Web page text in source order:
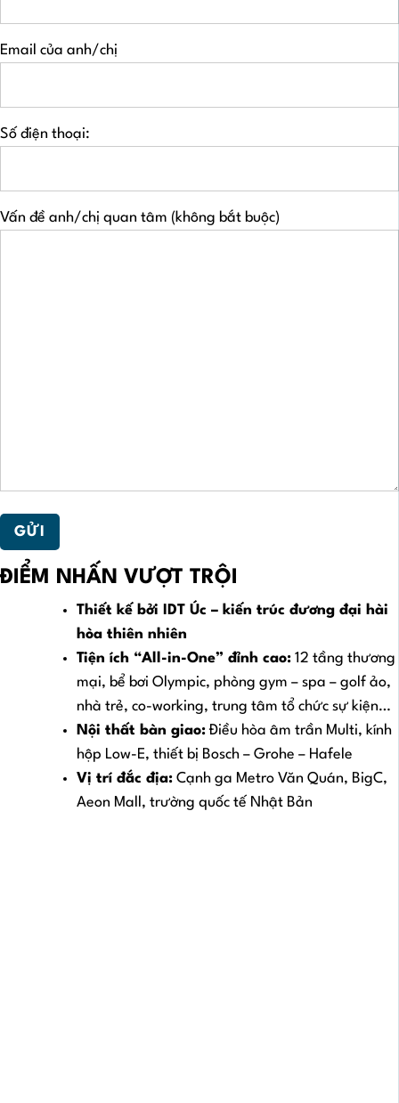
Email của anh/chị
Số điện thoại:
Vấn đề anh/chị quan tâm (không bắt buộc)
ĐIỂM NHẤN VƯỢT TRỘI
Thiết kế bởi IDT Úc – kiến trúc đương đại hài
hòa thiên nhiên
Tiện ích “All-in-One” đỉnh cao: 12 tầng thương
mại, bể bơi Olympic, phòng gym – spa – golf ảo,
nhà trẻ, co-working, trung tâm tổ chức sự kiện…
Nội thất bàn giao:Điều hòa âm trần Multi, kính
hộp Low-E, thiết bị Bosch – Grohe – Hafele
Vị trí đắc địa: Cạnh ga Metro Văn Quán, BigC,
Aeon Mall, trường quốc tế Nhật Bản